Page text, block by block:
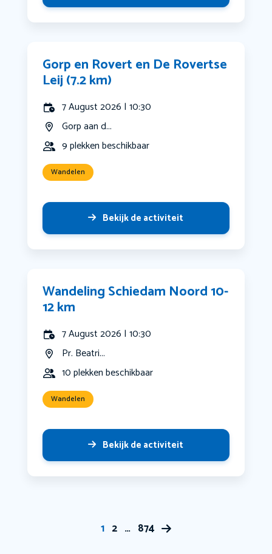
Gorp en Rovert en De Rovertse
Leij (7.2 km)
7 August 2026 | 10:30
Gorp aan d...
9 plekken beschikbaar
Wandelen
Bekijk de activiteit
Wandeling Schiedam Noord 10-
12 km
7 August 2026 | 10:30
Pr. Beatri...
10 plekken beschikbaar
Wandelen
Bekijk de activiteit
1 2 … 874